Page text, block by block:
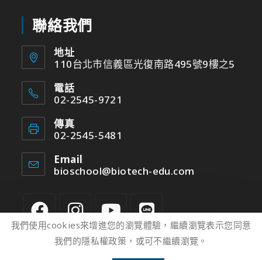
聯絡我們
地址
110台北市信義區光復南路495號9樓之5
電話
02-2545-9721
傳真
02-2545-5481
Email
bioschool@biotech-edu.com
我們使用cookies來增進您的瀏覽體驗，繼續瀏覽表示您同意
我們的隱私權政策，或可不繼續瀏覽。